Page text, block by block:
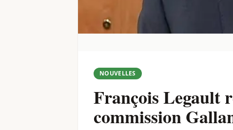
NOUVELLES
François Legault
commission